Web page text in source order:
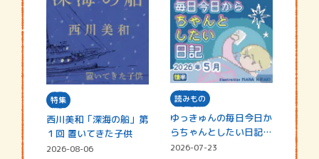
特集
西川美和「深海の船」第
１回 置いてきた子供
2026-08-06
読みもの
ゆっきゅんの毎日今日か
らちゃんとしたい日記
☆202…
2026-07-23